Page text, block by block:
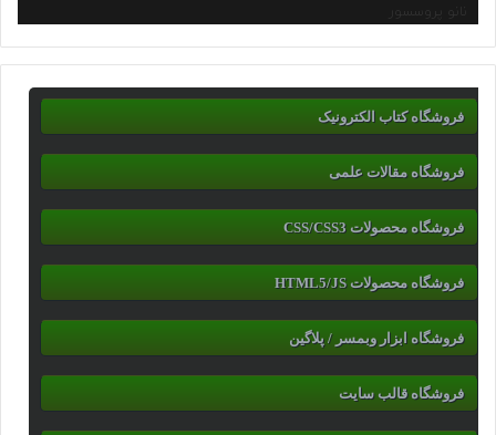
نانو پروسسور
فروشگاه کتاب الکترونیک
فروشگاه مقالات علمی
فروشگاه محصولات CSS/CSS3
فروشگاه محصولات HTML5/JS
فروشگاه ابزار وبمسر / پلاگین
فروشگاه قالب سایت